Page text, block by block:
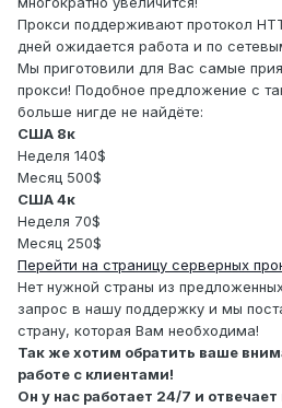
Прокси поддерживают протокол
дней ожидается работа и по
Мы приготовили для Вас самые
прокси! Подобное предложение с
больше нигде не найдёте:
США 8к
Неделя 140$
Месяц 500$
США 4к
Неделя 70$
Месяц 250$
Перейти на страницу серверных
Нет нужной страны из
запрос в нашу поддержку и мы
страну, которая Вам необходима!
Так же хотим обратить ваше
работе с клиентами!
Он у нас работает 24/7 и